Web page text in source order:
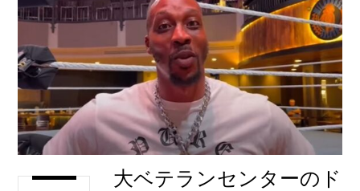
大ベテランセンターのド